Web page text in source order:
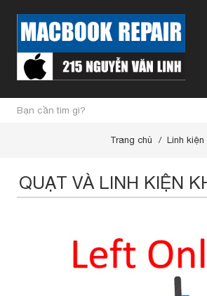
Trang chủ Linh kiện
QUẠT VÀ LINH KIỆN